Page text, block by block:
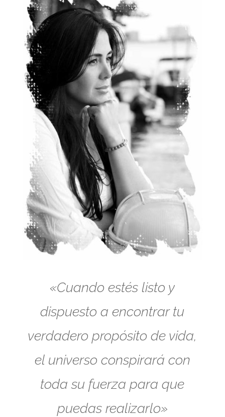
«Cuando estés listo y
dispuesto a encontrar tu
verdadero propósito de vida,
el universo conspirará con
toda su fuerza para que
puedas realizarlo»